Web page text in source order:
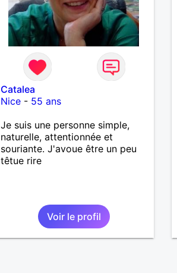
Catalea
Nice- 55 ans
Je suis une personne simple,
naturelle, attentionnée et
souriante. J'avoue être un peu
têtue rire
Voir le profil